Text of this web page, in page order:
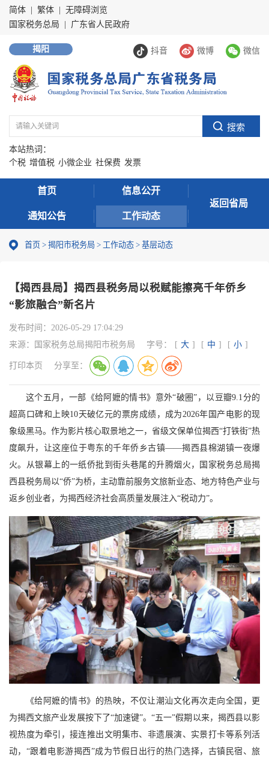
简体 繁体
无障碍浏览
国家税务总局
广东省人民政府
抖音 微博 微信
揭阳
本站热词：
个税 增值税 小微企业 社保费 发票
首页 信息公开
通知公告 工作动态
返回省局
首页 > 揭阳市税务局 > 工作动态 > 基层动态
【揭西县局】揭西县税务局以税赋能擦亮千年侨乡
“影旅融合”新名片
发布时间： 2026-05-29 17:04:29
来源：
国家税务总局揭阳市税务局 字号： [ 大 ] [ 中 ] [ 小 ]
打印本页 分享至：
这个五月，一部《给阿嬷的情书》意外“破圈”，以豆瓣9.1分的
超高口碑和上映10天破亿元的票房成绩，成为2026年国产电影的现
象级黑马。作为影片核心取景地之一，省级文保单位揭西“打铁街”热
度飙升，让这座位于粤东的千年侨乡古镇——揭西县棉湖镇一夜爆
火。从银幕上的一纸侨批到街头巷尾的升腾烟火，国家税务总局揭
西县税务局以“侨”为桥，主动靠前服务文旅新业态、地方特色产业与
返乡创业者，为揭西经济社会高质量发展注入“税动力”。
《给阿嬷的情书》的热映，不仅让潮汕文化再次走向全国，更
为揭西文旅产业发展按下了“加速键”。“五一”假期以来，揭西县以影
视热度为牵引，接连推出文明集市、非遗展演、实景打卡等系列活
动，“跟着电影游揭西”成为节假日出行的热门选择，古镇民宿、旅